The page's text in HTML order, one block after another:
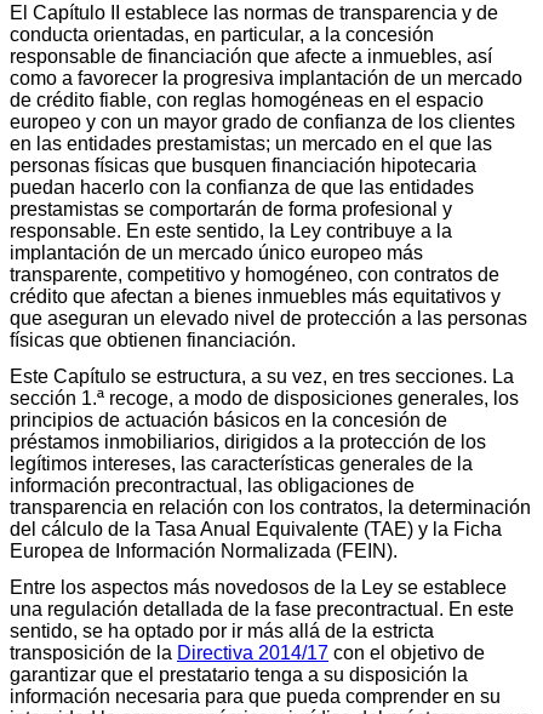
El Capítulo II establece las normas de transparencia y de
conducta orientadas, en particular, a la concesión
responsable de financiación que afecte a inmuebles, así
como a favorecer la progresiva implantación de un mercado
de crédito fiable, con reglas homogéneas en el espacio
europeo y con un mayor grado de confianza de los clientes
en las entidades prestamistas; un mercado en el que las
personas físicas que busquen financiación hipotecaria
puedan hacerlo con la confianza de que las entidades
prestamistas se comportarán de forma profesional y
responsable. En este sentido, la Ley contribuye a la
implantación de un mercado único europeo más
transparente, competitivo y homogéneo, con contratos de
crédito que afectan a bienes inmuebles más equitativos y
que aseguran un elevado nivel de protección a las personas
físicas que obtienen financiación.
Este Capítulo se estructura, a su vez, en tres secciones. La
sección 1.ª recoge, a modo de disposiciones generales, los
principios de actuación básicos en la concesión de
préstamos inmobiliarios, dirigidos a la protección de los
legítimos intereses, las características generales de la
información precontractual, las obligaciones de
transparencia en relación con los contratos, la determinación
del cálculo de la Tasa Anual Equivalente (TAE) y la Ficha
Europea de Información Normalizada (FEIN).
Entre los aspectos más novedosos de la Ley se establece
una regulación detallada de la fase precontractual. En este
sentido, se ha optado por ir más allá de la estricta
transposición de la Directiva 2014/17 con el objetivo de
garantizar que el prestatario tenga a su disposición la
información necesaria para que pueda comprender en su